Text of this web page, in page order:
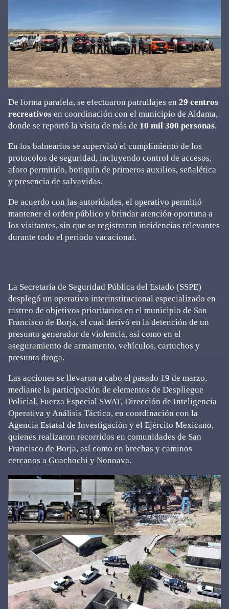
De forma paralela, se efectuaron patrullajes en 29 centros
recreativos en coordinación con el municipio de Aldama,
donde se reportó la visita de más de 10 mil 300 personas.
En los balnearios se supervisó el cumplimiento de los
protocolos de seguridad, incluyendo control de accesos,
aforo permitido, botiquín de primeros auxilios, señalética
y presencia de salvavidas.
De acuerdo con las autoridades, el operativo permitió
mantener el orden público y brindar atención oportuna a
los visitantes, sin que se registraran incidencias relevantes
durante todo el periodo vacacional.
La Secretaría de Seguridad Pública del Estado (SSPE)
desplegó un operativo interinstitucional especializado en
rastreo de objetivos prioritarios en el municipio de San
Francisco de Borja, el cual derivó en la detención de un
presunto generador de violencia, así como en el
aseguramiento de armamento, vehículos, cartuchos y
presunta droga.
Las acciones se llevaron a cabo el pasado 19 de marzo,
mediante la participación de elementos de Despliegue
Policial, Fuerza Especial SWAT, Dirección de Inteligencia
Operativa y Análisis Táctico, en coordinación con la
Agencia Estatal de Investigación y el Ejército Mexicano,
quienes realizaron recorridos en comunidades de San
Francisco de Borja, así como en brechas y caminos
cercanos a Guachochi y Nonoava.